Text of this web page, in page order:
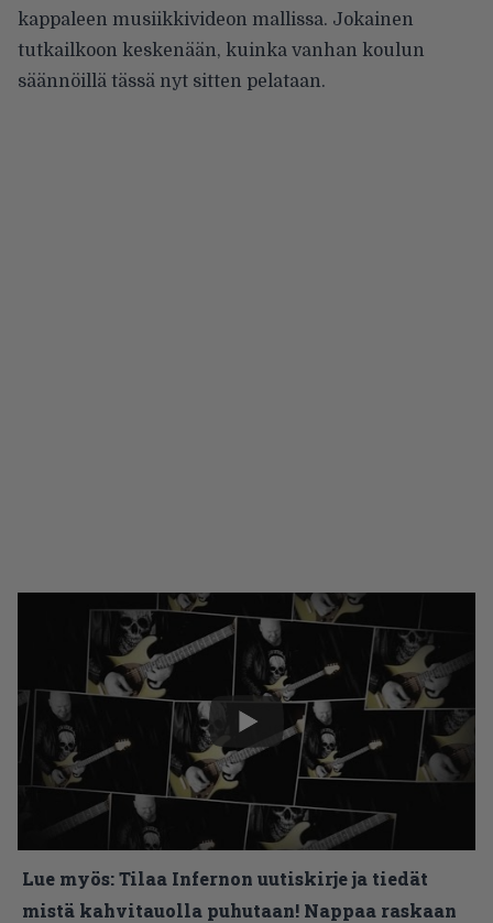
kappaleen musiikkivideon mallissa. Jokainen
tutkailkoon keskenään, kuinka vanhan koulun
säännöillä tässä nyt sitten pelataan.
Lue myös:Tilaa Infernon uutiskirje ja tiedät
mistä kahvitauolla puhutaan! Nappaa raskaan